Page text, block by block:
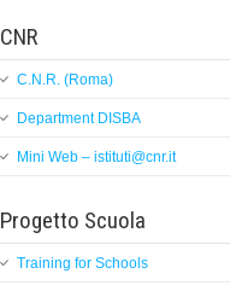
CNR
C.N.R. (Roma)
Department DISBA
Mini Web – istituti@cnr.it
Progetto Scuola
Training for Schools